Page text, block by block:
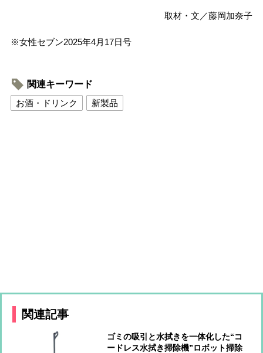
取材・文／藤岡加奈子
※女性セブン2025年4月17日号
関連キーワード
お酒・ドリンク
新製品
関連記事
ゴミの吸引と水拭きを一体化した“コ
ードレス水拭き掃除機”ロボット掃除